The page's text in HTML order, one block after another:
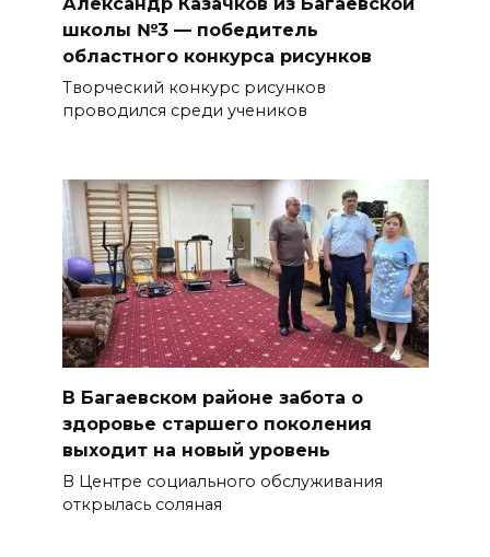
школы №3 — победитель
областного конкурса рисунков
Творческий конкурс рисунков
проводился среди учеников
В Багаевском районе забота о
здоровье старшего поколения
выходит на новый уровень
В Центре социального обслуживания
открылась соляная